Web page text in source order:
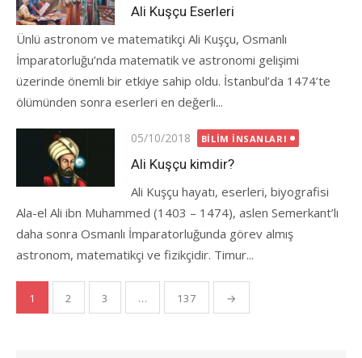
on
Ali Kuşçu Eserleri
Ünlü astronom ve matematikçi Ali Kuşçu, Osmanlı
İmparatorluğu’nda matematik ve astronomi gelişimi
üzerinde önemli bir etkiye sahip oldu. İstanbul’da 1474’te
ölümünden sonra eserleri en değerli...
Posted
on
05/10/2018 BILIM İNSANLARI
Ali Kuşçu kimdir?
Ali Kuşçu hayatı, eserleri, biyografisi
Ala-el Ali ibn Muhammed (1403 – 1474), aslen Semerkant’lı
daha sonra Osmanlı İmparatorluğunda görev almış
astronom, matematikçi ve fizikçidir. Timur...
Yazı
gezinmesi
1 2 3 … 137 →